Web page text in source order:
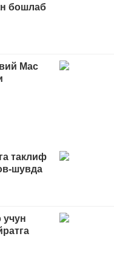
бошлаб
Mac
таклиф
шувда
учун